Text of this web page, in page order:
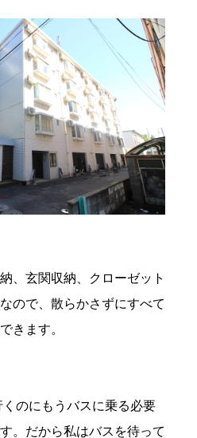
、玄関収納、クローゼット
ので、散らかさずにすべて
きます。
のにもうバスに乗る必要
。だから私はバスを待って